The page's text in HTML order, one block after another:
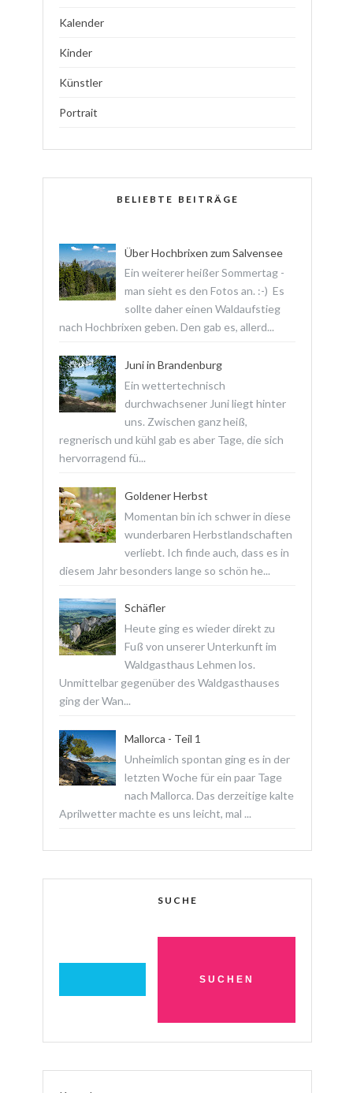
Kalender
Kinder
Künstler
Portrait
BELIEBTE BEITRÄGE
Über Hochbrixen zum Salvensee
Ein weiterer heißer Sommertag -
man sieht es den Fotos an. :-) Es
sollte daher einen Waldaufstieg
nach Hochbrixen geben. Den gab es, allerd...
Juni in Brandenburg
Ein wettertechnisch
durchwachsener Juni liegt hinter
uns. Zwischen ganz heiß,
regnerisch und kühl gab es aber Tage, die sich
hervorragend fü...
Goldener Herbst
Momentan bin ich schwer in diese
wunderbaren Herbstlandschaften
verliebt. Ich finde auch, dass es in
diesem Jahr besonders lange so schön he...
Schäfler
Heute ging es wieder direkt zu
Fuß von unserer Unterkunft im
Waldgasthaus Lehmen los.
Unmittelbar gegenüber des Waldgasthauses
ging der Wan...
Mallorca - Teil 1
Unheimlich spontan ging es in der
letzten Woche für ein paar Tage
nach Mallorca. Das derzeitige kalte
Aprilwetter machte es uns leicht, mal ...
SUCHE